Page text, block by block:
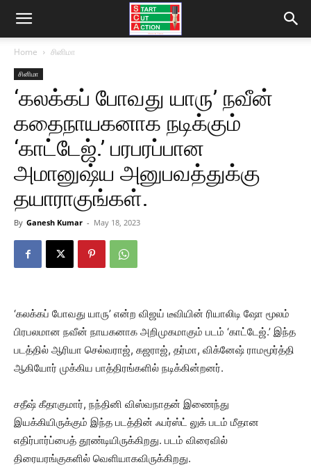
Home சினிமா
சினிமா
‘கலக்கப் போவது யாரு’ நவீன்
கதைநாயகனாக நடிக்கும்
‘காட்டேஜ்.’ பரபரப்பான
அமானுஷ்ய அனுபவத்துக்கு
தயாராகுங்கள்.
By Ganesh Kumar - May 18, 2023
‘கலக்கப் போவது யாரு’ என்ற விஜய் டீவியின் ரியாலிடி ஷோ மூலம்
பிரபலமான நவீன் நாயகனாக அறிமுகமாகும் படம் ‘காட்டேஜ்.’ இந்த
படத்தில் ஆரியா செல்வராஜ், கஜராஜ், தர்மா, விக்னேஷ் ராமமூர்த்தி
ஆகியோர் முக்கிய பாத்திரங்களில் நடிக்கின்றனர்.
சதீஷ் கீதாகுமார், நந்தினி விஸ்வநாதன் இணைந்து
இயக்கியிருக்கும் இந்த படத்தின் ஃபர்ஸ்ட் லுக் படம் மீதான
எதிர்பார்ப்பைத் தூண்டியிருக்கிறது. படம் விரைவில்
திரையரங்குகளில் வெளியாகவிருக்கிறது.